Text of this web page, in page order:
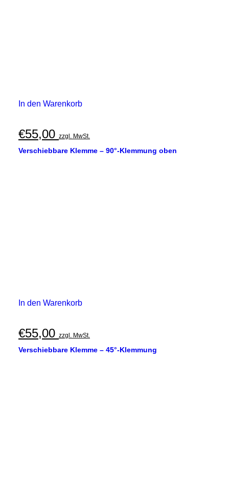
In den Warenkorb
€55,00 zzgl. MwSt.
Verschiebbare Klemme – 90°-Klemmung oben
In den Warenkorb
€55,00 zzgl. MwSt.
Verschiebbare Klemme – 45°-Klemmung